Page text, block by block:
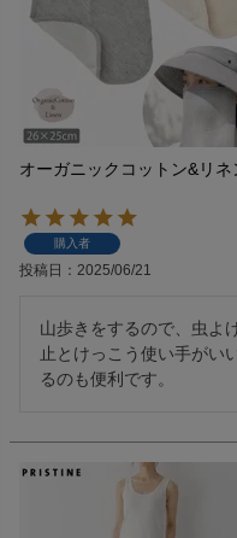
オーガニックコットン&リ
購入者
投稿日 2025/06/21
山歩きをするので、虫よ
止とけっこう使い手がい
るのも便利です。